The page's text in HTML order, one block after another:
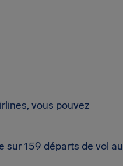
vous pouvez
sur 159 départs de vol au